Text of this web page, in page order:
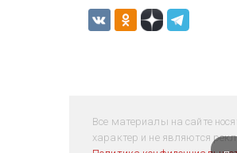
Все материалы на сайте
характер и не являются